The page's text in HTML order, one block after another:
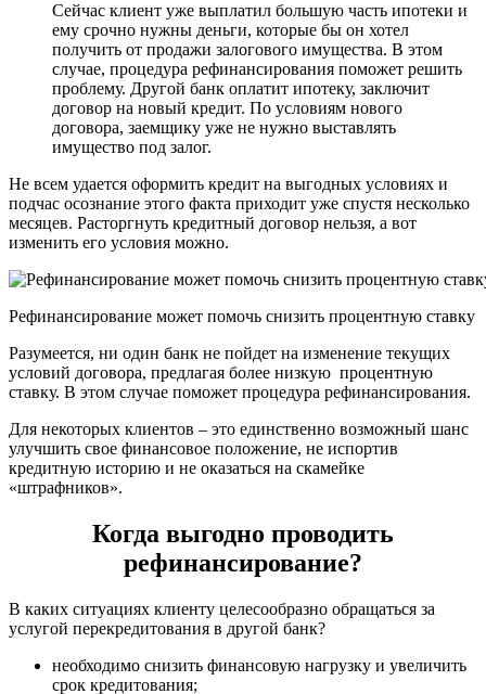
Сейчас клиент уже выплатил большую часть ипотеки и
ему срочно нужны деньги, которые бы он хотел
получить от продажи залогового имущества. В этом
случае, процедура рефинансирования поможет решить
проблему. Другой банк оплатит ипотеку, заключит
договор на новый кредит. По условиям нового
договора, заемщику уже не нужно выставлять
имущество под залог.
Не всем удается оформить кредит на выгодных условиях и
подчас осознание этого факта приходит уже спустя несколько
месяцев. Расторгнуть кредитный договор нельзя, а вот
изменить его условия можно.
Рефинансирование может помочь снизить процентную ставку
Разумеется, ни один банк не пойдет на изменение текущих
условий договора, предлагая более низкую процентную
ставку. В этом случае поможет процедура рефинансирования.
Для некоторых клиентов – это единственно возможный шанс
улучшить свое финансовое положение, не испортив
кредитную историю и не оказаться на скамейке
«штрафников».
Когда выгодно проводить
рефинансирование?
В каких ситуациях клиенту целесообразно обращаться за
услугой перекредитования в другой банк?
необходимо снизить финансовую нагрузку и увеличить
срок кредитования;